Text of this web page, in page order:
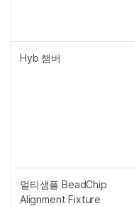
Hyb 챔버
멀티샘플 BeadChip
Alignment Fixture